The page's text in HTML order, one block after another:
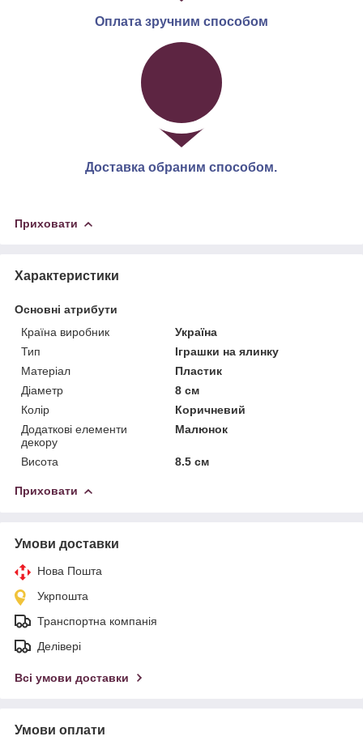
Оплата зручним способом
Доставка обраним способом.
Приховати
Характеристики
Основні атрибути
Країна виробник
Україна
Тип
Іграшки на ялинку
Матеріал
Пластик
Діаметр
8 см
Колір
Коричневий
Додаткові елементи
декору
Малюнок
Висота 8.5 см
Приховати
Умови доставки
Нова Пошта
Укрпошта
Транспортна компанія
Делівері
Всі умови доставки
Умови оплати